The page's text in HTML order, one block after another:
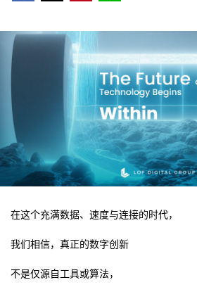
在这个充满数据、速度与连接的时代，
我们相信，真正的数字创新
不是仅源自工具或算法，